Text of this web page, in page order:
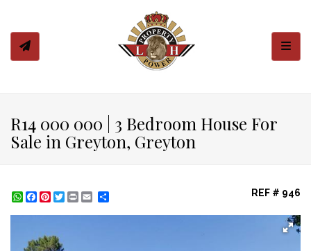
R14 000 000 | 3 Bedroom House For
Sale in Greyton, Greyton
WhatsApp
Facebook
Pinterest
Twitter
Print REF # 946